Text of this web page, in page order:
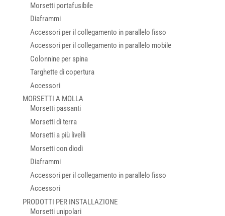
Morsetti portafusibile
Diaframmi
Accessori per il collegamento in parallelo fisso
Accessori per il collegamento in parallelo mobile
Colonnine per spina
Targhette di copertura
Accessori
MORSETTI A MOLLA
Morsetti passanti
Morsetti di terra
Morsetti a più livelli
Morsetti con diodi
Diaframmi
Accessori per il collegamento in parallelo fisso
Accessori
PRODOTTI PER INSTALLAZIONE
Morsetti unipolari